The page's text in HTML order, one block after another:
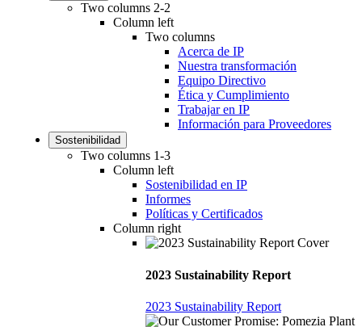
Two columns 2-2
Column left
Two columns
Acerca de IP
Nuestra transformación
Equipo Directivo
Ética y Cumplimiento
Trabajar en IP
Información para Proveedores
Sostenibilidad
Two columns 1-3
Column left
Sostenibilidad en IP
Informes
Políticas y Certificados
Column right
2023 Sustainability Report
2023 Sustainability Report